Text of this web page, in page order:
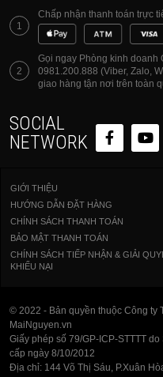
1
Chấp nhận thanh toán trực
2
Gọi ngay Phòng kinh doanh
0981.200.888 (Viber, Zalo,
giao hàng tận nơi trên toàn
SOCIAL
NETWORK
GIỚI THIỆU
HƯỚNG DẪN ĐẶT HÀNG
CHÍNH SÁCH THANH TOÁN
BẢO MẬT THANH TOÁN
CHÍNH SÁCH TIẾP NHẬN & GIẢI
KHIẾU NẠI
© 2022 - Bản quyền thuộc Công ty
MaiNguyen.vn
Giấy phép số 79/GP-ICP-STTTT
cấp ngày 8/10/2012
Địa chỉ: 144 Võ Thị Sáu, P.Xuân